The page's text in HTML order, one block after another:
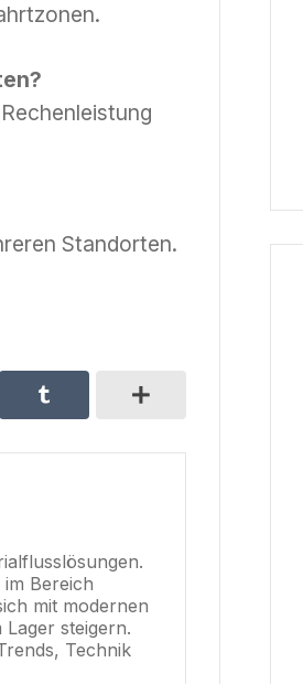
Standorten.
Bereich
mit modernen
steigern.
Technik